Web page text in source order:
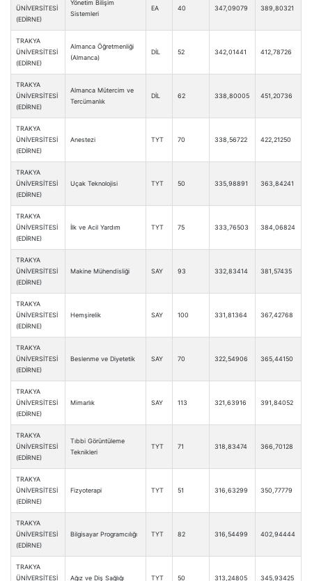
ÜNİVERSİTESİ
(EDİRNE)
Yönetim Bilişim
Sistemleri
EA 40 347,09079 389,80321
TRAKYA
ÜNİVERSİTESİ
(EDİRNE)
Almanca Öğretmenliği
(Almanca)
DİL 52 342,01441 412,78726
TRAKYA
ÜNİVERSİTESİ
(EDİRNE)
Almanca Mütercim ve
Tercümanlık
DİL 62 338,80005 451,20736
TRAKYA
ÜNİVERSİTESİ
(EDİRNE)
Anestezi TYT 70 338,56722 422,21250
TRAKYA
ÜNİVERSİTESİ
(EDİRNE)
Uçak Teknolojisi TYT 50 335,98891 363,84241
TRAKYA
ÜNİVERSİTESİ
(EDİRNE)
İlk ve Acil Yardım TYT 75 333,76503 384,06824
TRAKYA
ÜNİVERSİTESİ
(EDİRNE)
Makine Mühendisliği SAY 93 332,83414 381,57435
TRAKYA
ÜNİVERSİTESİ
(EDİRNE)
Hemşirelik SAY 100 331,81364 367,42768
TRAKYA
ÜNİVERSİTESİ
(EDİRNE)
Beslenme ve Diyetetik SAY 70 322,54906 365,44150
TRAKYA
ÜNİVERSİTESİ
(EDİRNE)
Mimarlık SAY 113 321,63916 391,84052
TRAKYA
ÜNİVERSİTESİ
(EDİRNE)
Tıbbi Görüntüleme
Teknikleri
TYT 71 318,83474 366,70128
TRAKYA
ÜNİVERSİTESİ
(EDİRNE)
Fizyoterapi TYT 51 316,63299 350,77779
TRAKYA
ÜNİVERSİTESİ
(EDİRNE)
Bilgisayar Programcılığı TYT 82 316,54499 402,94444
TRAKYA
ÜNİVERSİTESİ
Ağız ve Diş Sağlığı TYT 50 313,24805 345,93425